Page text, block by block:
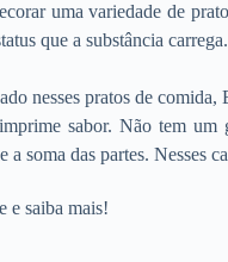
uma variedade de
que a substância carrega.
nesses pratos de
sabor. Não tem
soma das partes. Nesses
e saiba mais!